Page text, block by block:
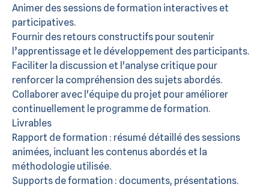
Animer des sessions de formation interactives et
participatives.
Fournir des retours constructifs pour soutenir
l’apprentissage et le développement des participants.
Faciliter la discussion et l'analyse critique pour
renforcer la compréhension des sujets abordés.
Collaborer avec l'équipe du projet pour améliorer
continuellement le programme de formation.
Livrables
Rapport de formation : résumé détaillé des sessions
animées, incluant les contenus abordés et la
méthodologie utilisée.
Supports de formation : documents, présentations.